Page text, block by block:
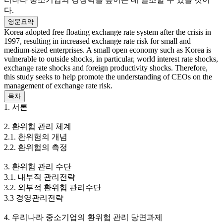
다.
영문요약
Korea adopted free floating exchange rate system after the crisis in
1997, resulting in increased exchange rate risk for small and
medium-sized enterprises. A small open economy such as Korea is
vulnerable to outside shocks, in particular, world interest rate shocks,
exchange rate shocks and foreign productivity shocks. Therefore,
this study seeks to help promote the understanding of CEOs on the
management of exchange rate risk.
목차
1. 서론
2. 환위험 관리 체계
2.1. 환위험의 개념
2.2. 환위험의 측정
3. 환위험 관리 수단
3.1. 내부적 관리전략
3.2. 외부적 환위험 관리수단
3.3 경영관리전략
4. 우리나라 중소기업의 환위험 관리 당면과제